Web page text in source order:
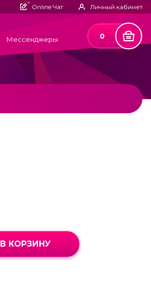
Online Чат Личный кабинет
Мессенджеры 0
В КОРЗИНУ